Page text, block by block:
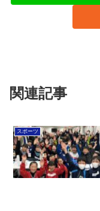
関連記事
スポーツ